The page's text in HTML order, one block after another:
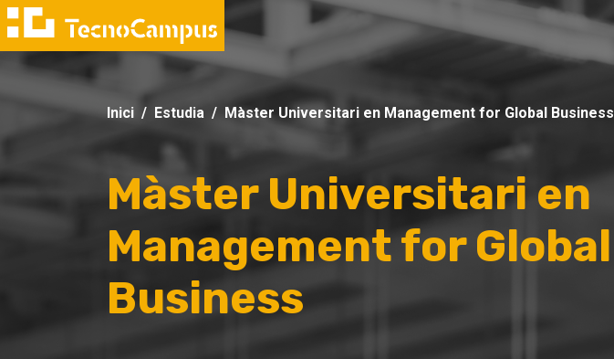
Inici Estudia Màster Universitari en Management for Global Business
Màster Universitari en
Management for Global
Business